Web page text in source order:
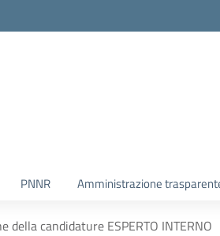
PNNR Amministrazione
della candidature ESPERTO INTERNO